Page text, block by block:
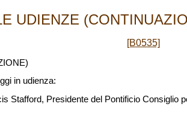
UDIENZE
[B0535]
in udienza:
Stafford, Presidente del Pontificio Consiglio